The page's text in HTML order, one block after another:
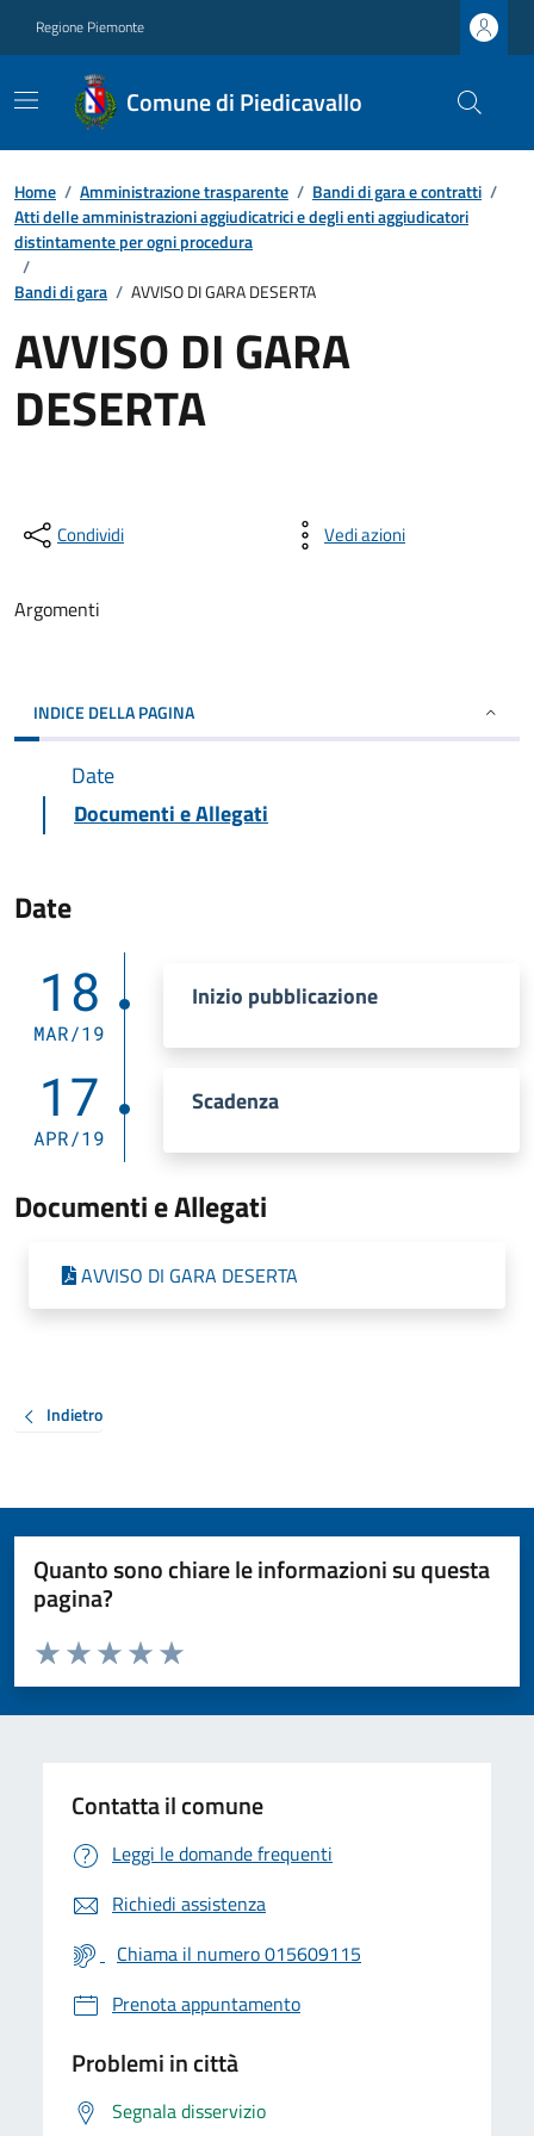
Regione Piemonte
Comune di Piedicavallo
Home / Amministrazione trasparente / Bandi di gara e contratti /
Atti delle amministrazioni aggiudicatrici e degli enti aggiudicatori
distintamente per ogni procedura
/
Bandi di gara / AVVISO DI GARA DESERTA
AVVISO DI GARA
DESERTA
Condividi Vedi azioni
Argomenti
INDICE DELLA PAGINA
Date
Documenti e Allegati
Date
18
MAR/19
Inizio pubblicazione
17
APR/19
Scadenza
Documenti e Allegati
AVVISO DI GARA DESERTA
Indietro
Quanto sono chiare le informazioni su questa
pagina?
Valuta da 1 a 5 stelle la pagina
Valuta 5 stelle su 5
Valuta 4 stelle su 5
Valuta 3 stelle su 5
Valuta 2 stelle su 5
Valuta 1 stelle su 5
Contatta il comune
Leggi le domande frequenti
Richiedi assistenza
Chiama il numero 015609115
Prenota appuntamento
Problemi in città
Segnala disservizio